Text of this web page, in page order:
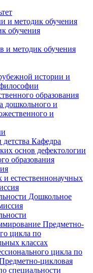
и методик обучения
обучения
и методик обучения
истории и
образования
дошкольного и
и
Кафедра
основ дефектологии
образования
естественнонаучных
Дошкольное
Предметно-
цикла по
классах
цикла по
цикловая
специальности